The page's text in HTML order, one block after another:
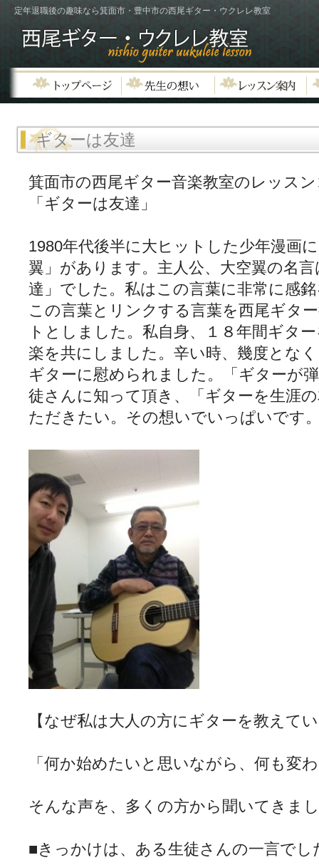
定年退職後の趣味なら箕面市・豊中市の西尾ギター・ウクレレ教室
ギターは友達
箕面市の西尾ギター音楽教室のレッス
「ギターは友達」
1980年代後半に大ヒットした少年漫画
翼」があります。主人公、大空翼の名
達」でした。私はこの言葉に非常に感
この言葉とリンクする言葉を西尾ギタ
トとしました。私自身、１８年間ギタ
楽を共にしました。辛い時、幾度とな
ギターに慰められました。「ギターが
徒さんに知って頂き、「ギターを生涯
ただきたい。その想いでいっぱいです
【なぜ私は大人の方にギターを教えて
「何か始めたいと思いながら、何も変
そんな声を、多くの方から聞いてきま
■きっかけは、ある生徒さんの一言でし